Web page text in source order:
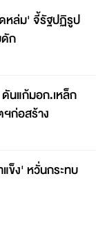
หล่ม' จี้รัฐปฏิรูป
ก
นแก้มอก.เหล็ก
ฯก่อสร้าง
ข็ง' หวั่นกระทบ